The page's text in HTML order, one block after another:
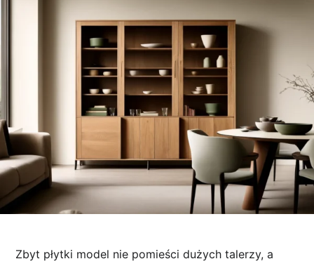
Zbyt płytki model nie pomieści dużych talerzy, a